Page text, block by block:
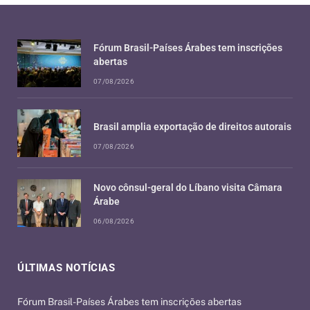
ÚLTIMAS NOTÍCIAS
Fórum Brasil-Países Árabes tem inscrições abertas
Fórum Brasil-Países Árabes tem inscrições
abertas
07/08/2026
Brasil amplia exportação de direitos autorais
07/08/2026
Novo cônsul-geral do Líbano visita Câmara
Árabe
06/08/2026